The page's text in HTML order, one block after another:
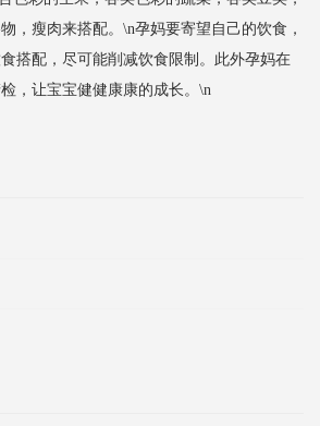
，瘦肉来搭配。\n孕妈要寄望自己的饮食，
搭配，尽可能削减饮食限制。此外孕妈在
，让宝宝健健康康的成长。\n